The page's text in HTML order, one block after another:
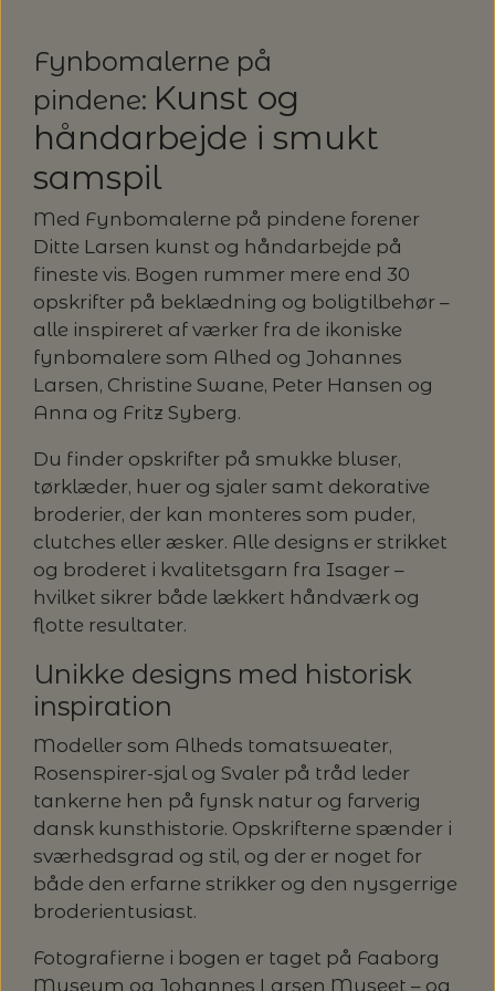
PERMIN: SPAR 30% PÅ ALLE
JULEBRODERIER
BALDYRE: UDVALGTE BRODERIER - SPAR
20%
PERMIN
SOMMERGARN
RAUMA
SAKSE
STRIKKE- OG SYNÅLE
TRYKLÅSE
Fynbomalerne på
pindene: Kunst og
håndarbejde i smukt
samspil
Med Fynbomalerne på pindene forener
Ditte Larsen kunst og håndarbejde på
fineste vis. Bogen rummer mere end 30
opskrifter på beklædning og boligtilbehør –
alle inspireret af værker fra de ikoniske
fynbomalere som Alhed og Johannes
Larsen, Christine Swane, Peter Hansen og
Anna og Fritz Syberg.
Du finder opskrifter på smukke bluser,
tørklæder, huer og sjaler samt dekorative
broderier, der kan monteres som puder,
clutches eller æsker. Alle designs er strikket
og broderet i kvalitetsgarn fra Isager –
hvilket sikrer både lækkert håndværk og
flotte resultater.
Unikke designs med historisk
inspiration
Modeller som Alheds tomatsweater,
Rosenspirer-sjal og Svaler på tråd leder
tankerne hen på fynsk natur og farverig
dansk kunsthistorie. Opskrifterne spænder i
sværhedsgrad og stil, og der er noget for
både den erfarne strikker og den nysgerrige
broderientusiast.
Fotografierne i bogen er taget på Faaborg
Museum og Johannes Larsen Museet – og